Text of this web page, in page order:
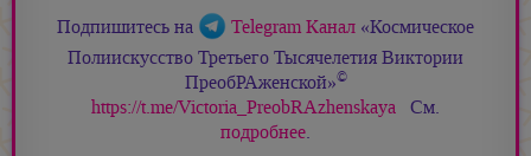
Подпишитесь на
Telegram Канал «Космическое
Полиискусство Третьего Тысячелетия Виктории
ПреобРАженской»©
https://t.me/Victoria_PreobRAzhenskaya См.
подробнее.